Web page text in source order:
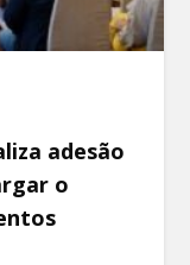
adesão
o